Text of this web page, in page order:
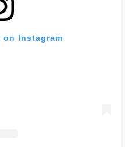
Instagram